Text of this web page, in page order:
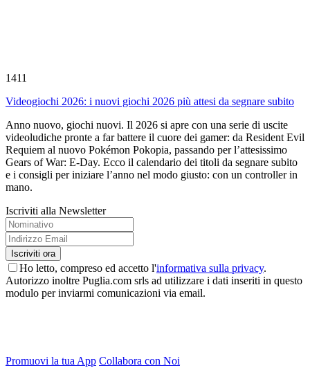
1411
Videogiochi 2026: i nuovi giochi 2026 più attesi da segnare subito
Anno nuovo, giochi nuovi. Il 2026 si apre con una serie di uscite
videoludiche pronte a far battere il cuore dei gamer: da Resident Evil
Requiem al nuovo Pokémon Pokopia, passando per l’attesissimo
Gears of War: E-Day. Ecco il calendario dei titoli da segnare subito
e i consigli per iniziare l’anno nel modo giusto: con un controller in
mano.
Iscriviti alla Newsletter
Ho letto, compreso ed accetto l'informativa sulla privacy.
Autorizzo inoltre Puglia.com srls ad utilizzare i dati inseriti in questo
modulo per inviarmi comunicazioni via email.
Promuovi la tua App Collabora con Noi